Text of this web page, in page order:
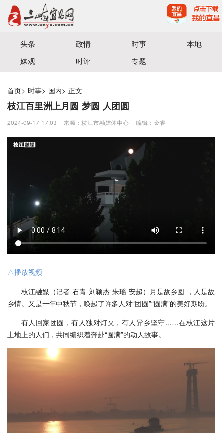
宜昌三峡融媒体中心主办
头条 政情 时事
本地
媒观
时评 专题
首页> 时事> 国内> 正文
枝江百里洲上月圆 梦圆 人团圆
2024-09-17 17:03 来源：枝江市融媒体中心 编辑：金睿
△播放视频
枝江融媒（记者 石青 刘颖杰 朱瑶 安超）月是故乡圆 ，人是故
乡情。又是一年中秋节，唤起了许多人对“团圆”“圆满”的美好期盼。
有人回家团圆，有人独对灯火，有人异乡坚守……在枝江这片
土地上的人们，共同编织着奔赴“圆满”的动人故事。